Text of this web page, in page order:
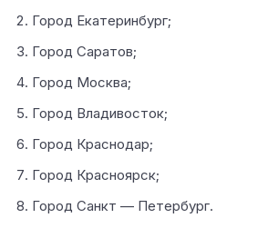
Город Екатеринбург;
Город Саратов;
Город Москва;
Город Владивосток;
Город Краснодар;
Город Красноярск;
Город Санкт — Петербург.